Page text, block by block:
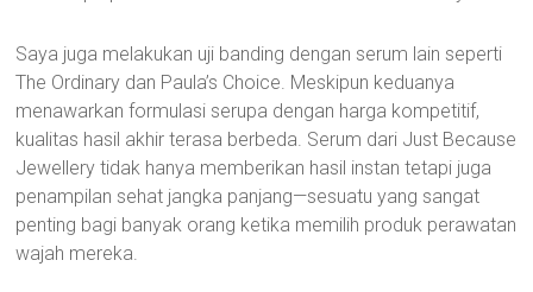
Saya juga melakukan uji banding dengan serum lain seperti
The Ordinary dan Paula’s Choice. Meskipun keduanya
menawarkan formulasi serupa dengan harga kompetitif,
kualitas hasil akhir terasa berbeda. Serum dari Just Because
Jewellery tidak hanya memberikan hasil instan tetapi juga
penampilan sehat jangka panjang—sesuatu yang sangat
penting bagi banyak orang ketika memilih produk perawatan
wajah mereka.